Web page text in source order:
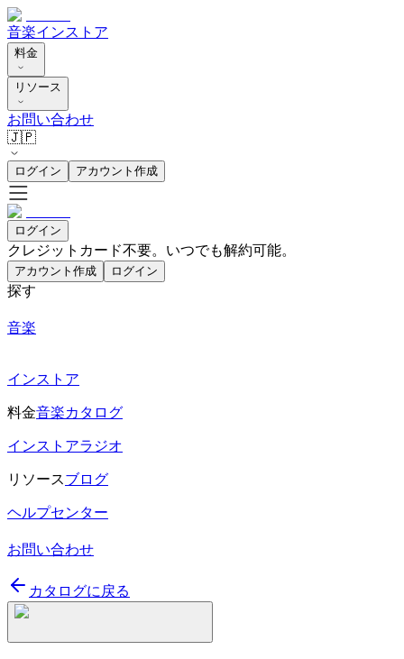
音楽インストア
料金
リソース
お問い合わせ
🇯🇵
ログイン アカウント作成
ログイン
クレジットカード不要。いつでも解約可能。
アカウント作成 ログイン
探す
音楽
インストア
料金音楽カタログ
インストアラジオ
リソースブログ
ヘルプセンター
お問い合わせ
カタログに戻る